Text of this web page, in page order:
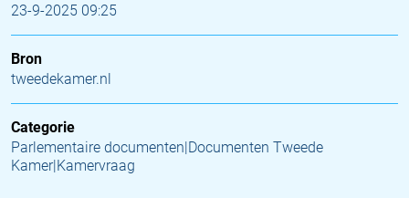
23-9-2025 09:25
Bron
tweedekamer.nl
Categorie
Parlementaire documenten|Documenten Tweede
Kamer|Kamervraag